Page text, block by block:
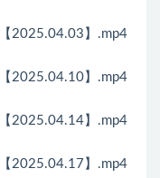
2025.04.03】.mp4
2025.04.10】.mp4
2025.04.14】.mp4
2025.04.17】.mp4